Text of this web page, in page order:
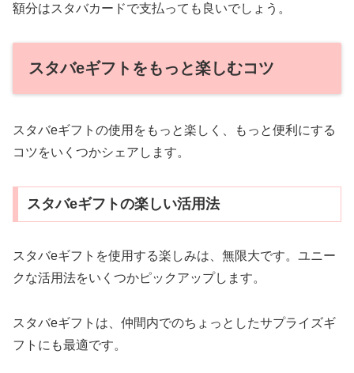
額分はスタバカードで支払っても良いでしょう。
スタバeギフトをもっと楽しむコツ
スタバeギフトの使用をもっと楽しく、もっと便利にする
コツをいくつかシェアします。
スタバeギフトの楽しい活用法
スタバeギフトを使用する楽しみは、無限大です。ユニー
クな活用法をいくつかピックアップします。
スタバeギフトは、仲間内でのちょっとしたサプライズギ
フトにも最適です。